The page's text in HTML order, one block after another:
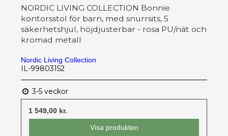
NORDIC LIVING COLLECTION Bonnie
kontorsstol för barn, med snurrsits, 5
säkerhetshjul, höjdjusterbar - rosa PU/nät och
kromad metall
Nordic Living Collection
IL-99803152
3-5 veckor
1 549,00 kr.
Visa produkten